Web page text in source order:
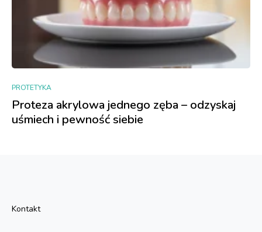
PROTETYKA
Proteza akrylowa jednego zęba – odzyskaj
uśmiech i pewność siebie
Kontakt